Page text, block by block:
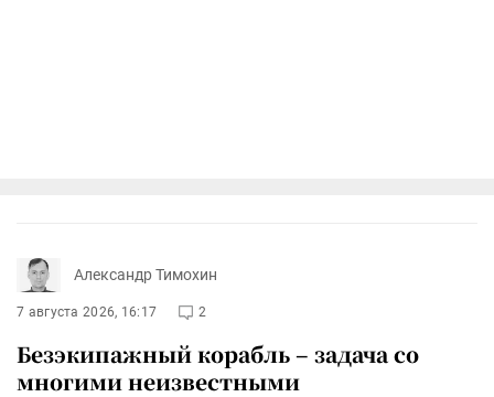
Александр Тимохин
7 августа 2026, 16:17 2
Безэкипажный корабль – задача со
многими неизвестными